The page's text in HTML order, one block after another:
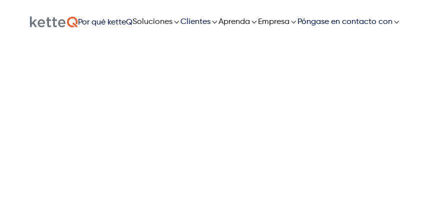
Por qué ketteQSolucionesClientesAprenda  Empresa  Póngase en contacto con